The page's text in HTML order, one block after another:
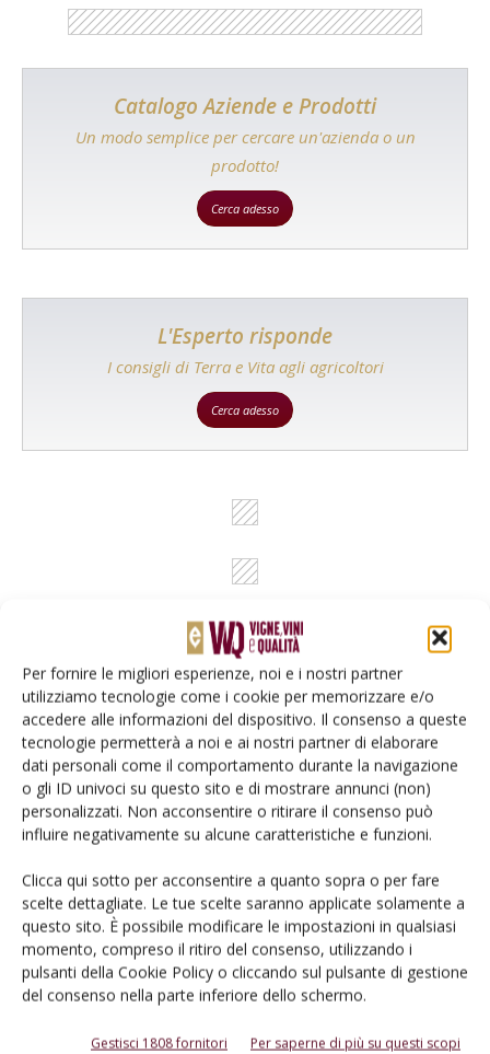
Per fornire le migliori esperienze, noi e i nostri partner
utilizziamo tecnologie come i cookie per memorizzare e/o
accedere alle informazioni del dispositivo. Il consenso a queste
tecnologie permetterà a noi e ai nostri partner di elaborare
dati personali come il comportamento durante la navigazione
o gli ID univoci su questo sito e di mostrare annunci (non)
personalizzati. Non acconsentire o ritirare il consenso può
influire negativamente su alcune caratteristiche e funzioni.
Clicca qui sotto per acconsentire a quanto sopra o per fare
scelte dettagliate. Le tue scelte saranno applicate solamente a
questo sito. È possibile modificare le impostazioni in qualsiasi
momento, compreso il ritiro del consenso, utilizzando i
pulsanti della Cookie Policy o cliccando sul pulsante di gestione
del consenso nella parte inferiore dello schermo.
Gestisci 1808 fornitori Per saperne di più su questi scopi
Catalogo Aziende e Prodotti
Un modo semplice per cercare un'azienda o un
prodotto!
Cerca adesso
L'Esperto risponde
I consigli di Terra e Vita agli agricoltori
Cerca adesso
Rimani aggiornato sul mondo
dell’agricoltura
Iscriviti alle nostre newsletter